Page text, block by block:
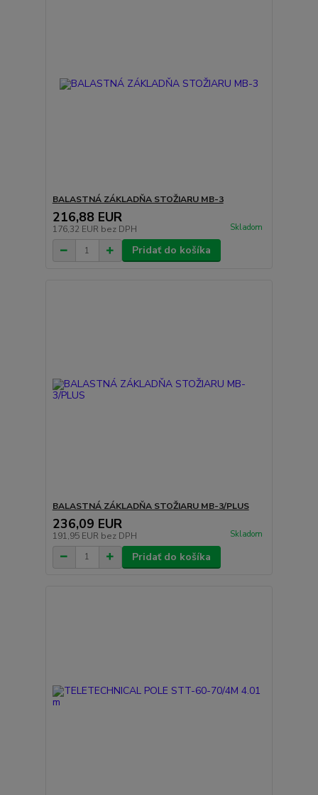
BALASTNÁ ZÁKLADŇA STOŽIARU MB-3
216,88 EUR
176,32 EUR bez DPH Skladom
Pridať do košíka
BALASTNÁ ZÁKLADŇA STOŽIARU MB-3/PLUS
236,09 EUR
191,95 EUR bez DPH Skladom
Pridať do košíka